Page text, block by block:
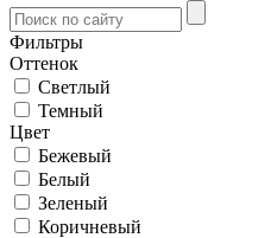
Фильтры
Оттенок
Светлый
Темный
Цвет
Бежевый
Белый
Зеленый
Коричневый